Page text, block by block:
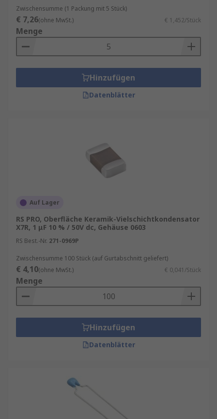
Zwischensumme (1 Packung mit 5 Stück)
€ 7,26(ohne MwSt.) € 1,452/Stück
Menge
Hinzufügen
Datenblätter
Auf Lager
RS PRO, Oberfläche Keramik-Vielschichtkondensator
X7R, 1 μF 10 % / 50V dc, Gehäuse 0603
RS Best.-Nr. 271-0969P
Zwischensumme 100 Stück (auf Gurtabschnitt geliefert)
€ 4,10(ohne MwSt.) € 0,041/Stück
Menge
Hinzufügen
Datenblätter